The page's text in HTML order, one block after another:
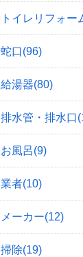
トイレリフォー
蛇口(96)
給湯器(80)
排水管・排水口
お風呂(9)
業者(10)
メーカー(12)
掃除(19)